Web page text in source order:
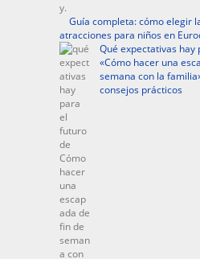
Guía completa: cómo elegir
atracciones para niños en
Qué expectativas hay
«Cómo hacer una
semana con la
consejos prácticos